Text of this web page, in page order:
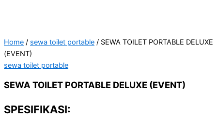
Home / sewa toilet portable / SEWA TOILET PORTABLE DELUXE
(EVENT)
sewa toilet portable
SEWA TOILET PORTABLE DELUXE (EVENT)
SPESIFIKASI: